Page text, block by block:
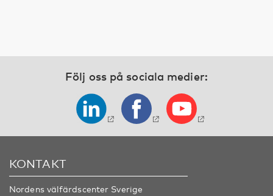
Följ oss på sociala medier:
KONTAKT
Nordens välfärdscenter Sverige